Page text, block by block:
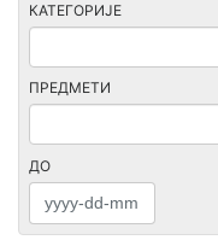
КАТЕГОРИЈЕ
ПРЕДМЕТИ
ДО